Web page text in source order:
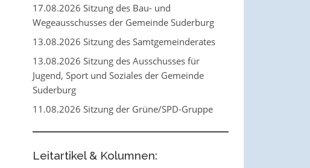
17.08.2026 Sitzung des Bau- und
Wegeausschusses der Gemeinde Suderburg
13.08.2026 Sitzung des Samtgemeinderates
13.08.2026 Sitzung des Ausschusses für
Jugend, Sport und Soziales der Gemeinde
Suderburg
11.08.2026 Sitzung der Grüne/SPD-Gruppe
Leitartikel & Kolumnen: